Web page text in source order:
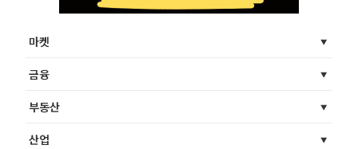
마켓
금융
부동산
산업